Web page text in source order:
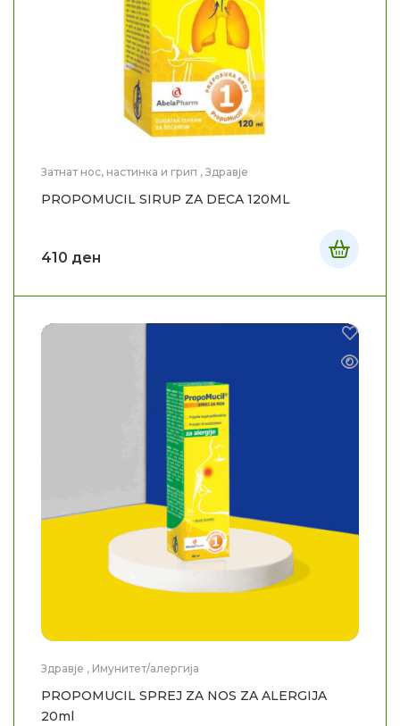
Затнат нос, настинка и грип , Здравје
PROPOMUCIL SIRUP ZA DECA 120ML
410 ден
Здравје , Имунитет/алергија
PROPOMUCIL SPREJ ZA NOS ZA ALERGIJA
20ml